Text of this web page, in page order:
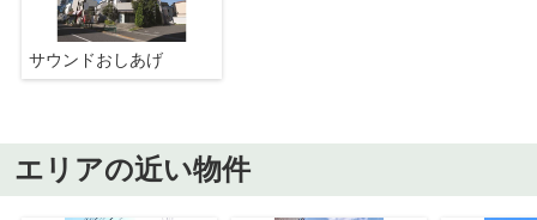
サウンドおしあげ
エリアの近い物件